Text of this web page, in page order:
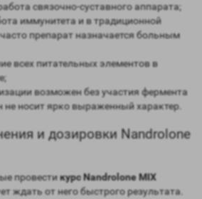
связочно-суставного аппарата;
иммунитета и в традиционной
препарат назначается больным
всех питательных элементов в
возможен без участия фермента
не носит ярко выраженный характер.
и дозировки Nandrolone
провестикурс Nandrolone MIX
ждать от него быстрого результата.